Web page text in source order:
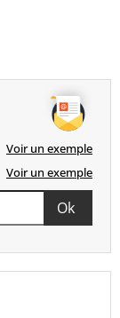
Voir un exemple
Voir un exemple